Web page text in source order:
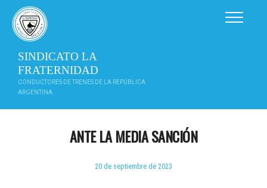
contenido
SINDICATO LA
FRATERNIDAD
CONDUCTORES DE TRENES DE LA REPÚBLICA
ARGENTINA
ANTE LA MEDIA SANCIÓN
20 de septiembre de 2023